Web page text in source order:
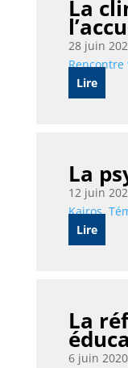
La
28 juin
Rencontre
Lire
La
12 juin
Kairos,
Lire
La
6 juin 2020